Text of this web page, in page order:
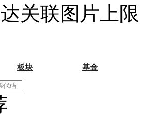
关联图片上限
板块 基金